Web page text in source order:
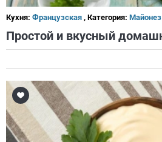
Кухня: Французская , Категория: Майонез